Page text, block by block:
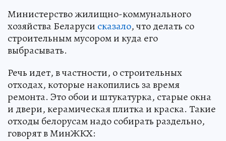
Министерство жилищно-коммунального
хозяйства Беларуси сказало, что делать со
строительным мусором и куда его
выбрасывать.
Речь идет, в частности, о строительных
отходах, которые накопились за время
ремонта. Это обои и штукатурка, старые окна
и двери, керамическая плитка и краска. Такие
отходы белорусам надо собирать раздельно,
говорят в МинЖКХ: